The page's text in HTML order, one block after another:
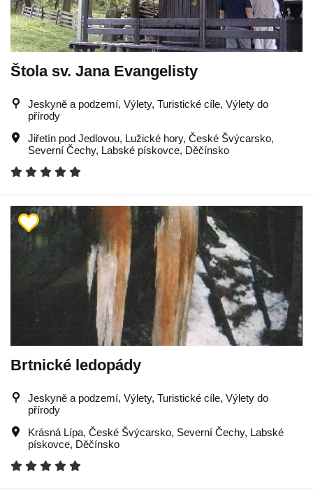
Štola sv. Jana Evangelisty
Jeskyně a podzemí, Výlety, Turistické cíle, Výlety do
přírody
Jiřetín pod Jedlovou, Lužické hory, České Švýcarsko,
Severní Čechy, Labské pískovce, Děčínsko
Brtnické ledopády
Jeskyně a podzemí, Výlety, Turistické cíle, Výlety do
přírody
Krásná Lípa, České Švýcarsko, Severní Čechy, Labské
pískovce, Děčínsko